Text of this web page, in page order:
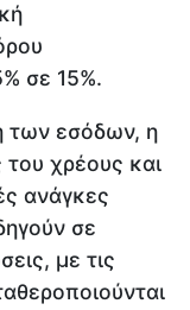
σε 15%.
των εσόδων, η
χρέους και
ανάγκες
σε
με τις